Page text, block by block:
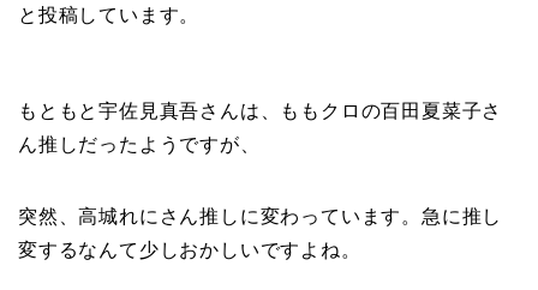
と投稿しています。
もともと宇佐見真吾さんは、ももクロの百田夏菜子さ
ん推しだったようですが、
突然、高城れにさん推しに変わっています。急に推し
変するなんて少しおかしいですよね。